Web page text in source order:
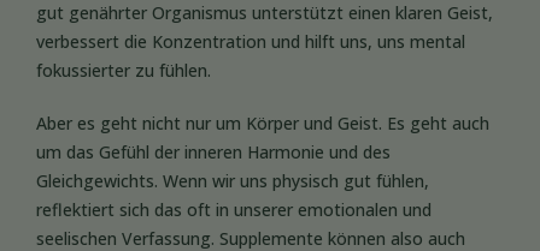
gut genährter Organismus unterstützt einen klaren Geist,
verbessert die Konzentration und hilft uns, uns mental
fokussierter zu fühlen.
Aber es geht nicht nur um Körper und Geist. Es geht auch
um das Gefühl der inneren Harmonie und des
Gleichgewichts. Wenn wir uns physisch gut fühlen,
reflektiert sich das oft in unserer emotionalen und
seelischen Verfassung. Supplemente können also auch